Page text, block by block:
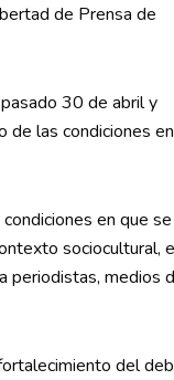
de Prensa de
30 de abril y
de las condiciones
en que
sociocultural,
periodistas, medios
del